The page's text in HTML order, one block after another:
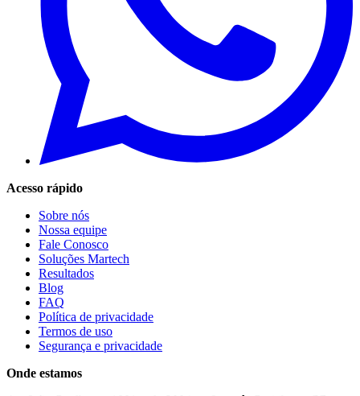
Acesso rápido
Sobre nós
Nossa equipe
Fale Conosco
Soluções Martech
Resultados
Blog
FAQ
Política de privacidade
Termos de uso
Segurança e privacidade
Onde estamos